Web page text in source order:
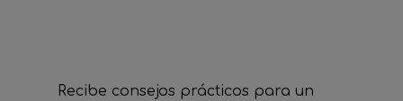
Recibe consejos prácticos para un